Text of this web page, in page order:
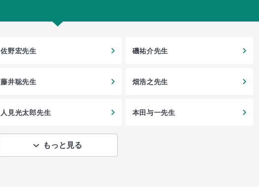
佐野宏先生 磯祐介先生
藤井聡先生 畑浩之先生
人見光太郎先生 本田与一先生
もっと見る